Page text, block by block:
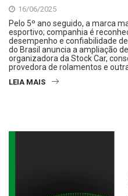
16/06/2025
Pelo 5º ano seguido, a marca
esportivo; companhia é
desempenho e confiabilidade
do Brasil anuncia a ampliação
organizadora da Stock Car,
provedora de rolamentos e
LEIA MAIS